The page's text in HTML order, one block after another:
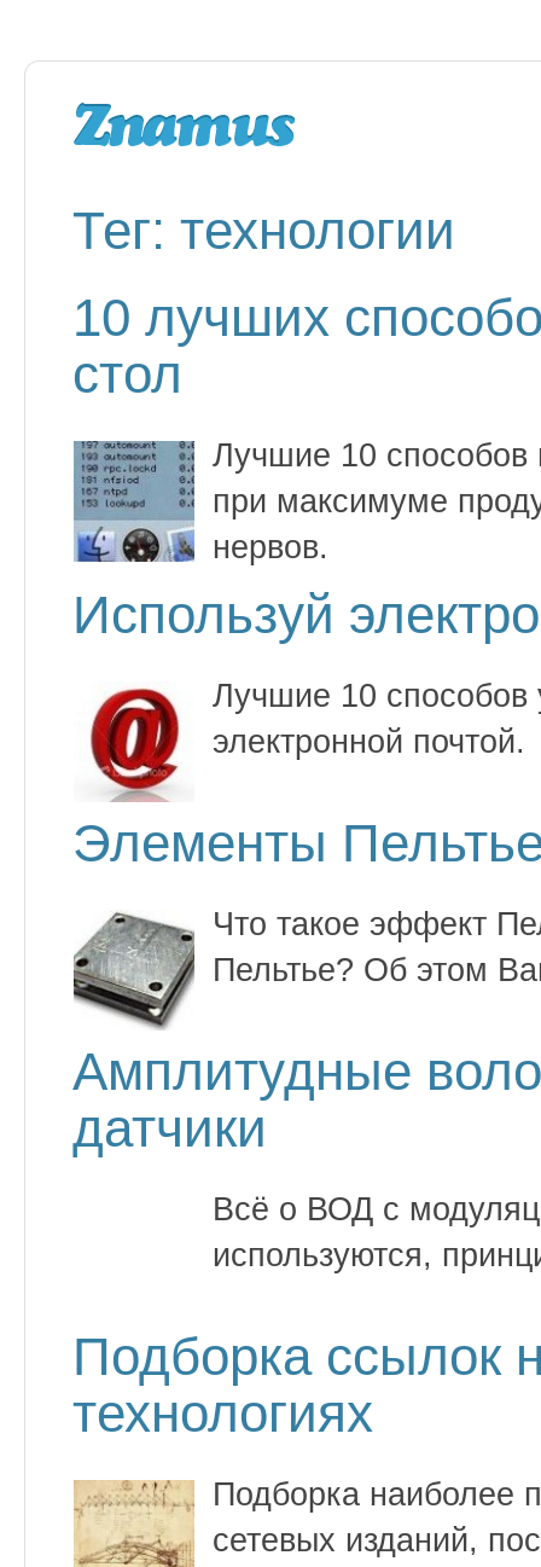
Тег: технологии
10 лучших
стол
Лучшие 10 способов
при максимуме
нервов.
Используй
Лучшие 10 способов
электронной почтой.
Элементы
Что такое эффект
Пельтье? Об этом
Амплитудные
датчики
Всё о ВОД с
используются,
Подборка ссылок
технологиях
Подборка наиболее
сетевых изданий,